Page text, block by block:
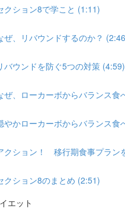
クション8で学こと (1:11)
ぜ、リバウンドするのか？
バウンドを防ぐ5つの対策 (4:59)
ぜ、ローカーボからバランス食
やかローカーボからバランス食
クション！ 移行期食事プラン
クション8のまとめ (2:51)
エット